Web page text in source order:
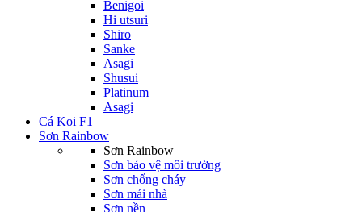
Benigoi
Hi utsuri
Shiro
Sanke
Asagi
Shusui
Platinum
Asagi
Cá Koi F1
Sơn Rainbow
Sơn Rainbow
Sơn bảo vệ môi trường
Sơn chống cháy
Sơn mái nhà
Sơn nền